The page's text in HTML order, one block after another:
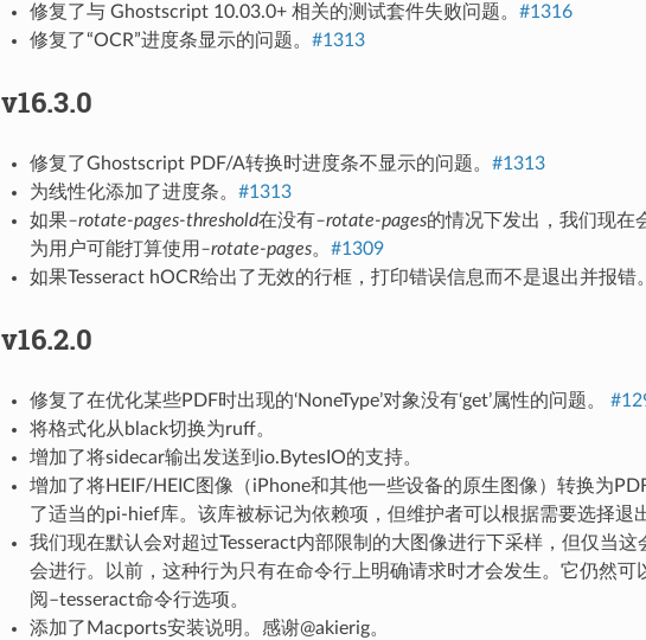
修复了与 Ghostscript 10.03.0+ 相关的测试套件失败问题。 #1316
修复了“OCR”进度条显示的问题。 #1313
v16.3.0
修复了Ghostscript PDF/A转换时进度条不显示的问题。 #1313
为线性化添加了进度条。 #1313
如果–rotate-pages-threshold在没有–rotate-pages的情况下发出，我们现在
为用户可能打算使用 –rotate-pages。 #1309
如果Tesseract hOCR给出了无效的行框，打印错误信息而不是退出并报错。
v16.2.0
修复了在优化某些PDF时出现的‘NoneType’对象没有‘get’属性的问题。
将格式化从black切换为ruff。
增加了将sidecar输出发送到io.BytesIO的支持。
增加了将HEIF/HEIC图像（iPhone和其他一些设备的原生图像）转换为
了适当的pi-hief库。该库被标记为依赖项，但维护者可以根据需要选择退
我们现在默认会对超过Tesseract内部限制的大图像进行下采样，但仅当这
会进行。以前，这种行为只有在命令行上明确请求时才会发生。它仍然可
阅–tesseract命令行选项。
添加了Macports安装说明。感谢@akierig。